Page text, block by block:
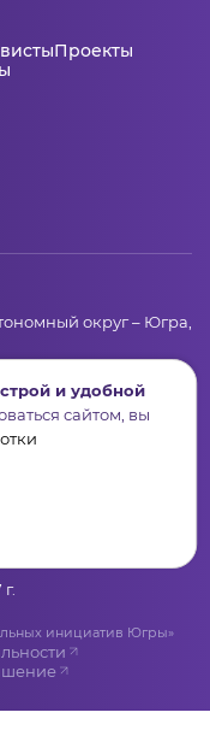
Проекты
округ – Югра,
гражданских и
Ханты-Мансийск,
инициатив Югры»
и удобной
сайтом, вы